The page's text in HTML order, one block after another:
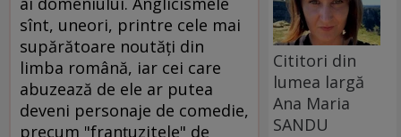
Cititori din
lumea largă
Ana Maria
SANDU